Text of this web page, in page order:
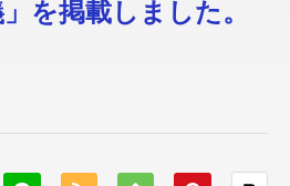
を掲載しました。